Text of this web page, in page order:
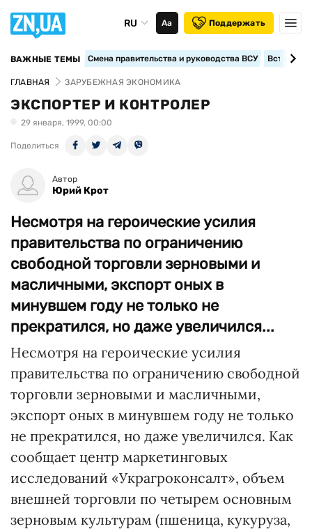
RU Аа Поддержать
ВАЖНЫЕ ТЕМЫ Смена правительства и руководства ВСУ
ГЛАВНАЯ ЗАРУБЕЖНАЯ ЭКОНОМИКА
ЭКСПОРТЕР И КОНТРОЛЕР
29 января, 1999, 00:00
Поделиться
Автор
Юрий Крот
Несмотря на героические усилия
правительства по ограничению
свободной торговли зерновыми и
масличными, экспорт оных в
минувшем году не только не
прекратился, но даже увеличился...
Несмотря на героические усилия
правительства по ограничению свободной
торговли зерновыми и масличными,
экспорт оных в минувшем году не только
не прекратился, но даже увеличился. Как
сообщает центр маркетинговых
исследований «Украгроконсалт», объем
внешней торговли по четырем основным
зерновым культурам (пшеница, кукуруза,